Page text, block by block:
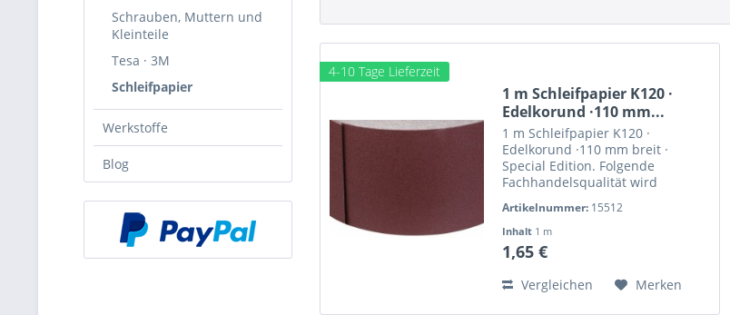
Schrauben, Muttern und
Kleinteile
Tesa · 3M
Schleifpapier
Werkstoffe
Blog
4-10 Tage Lieferzeit
1 m Schleifpapier K120 ·
Edelkorund ·110 mm...
1 m Schleifpapier K120 ·
Edelkorund ·110 mm breit ·
Special Edition. Folgende
Fachhandelsqualität wird
(Elefant) oder ERSTA 732E
(Starcke), je nach Lagervorrat.
Langanhalte Schärfe und
Belastbarkeit zeichnen...
Artikelnummer: 15512
Inhalt 1 m
1,65 €
Vergleichen Merken